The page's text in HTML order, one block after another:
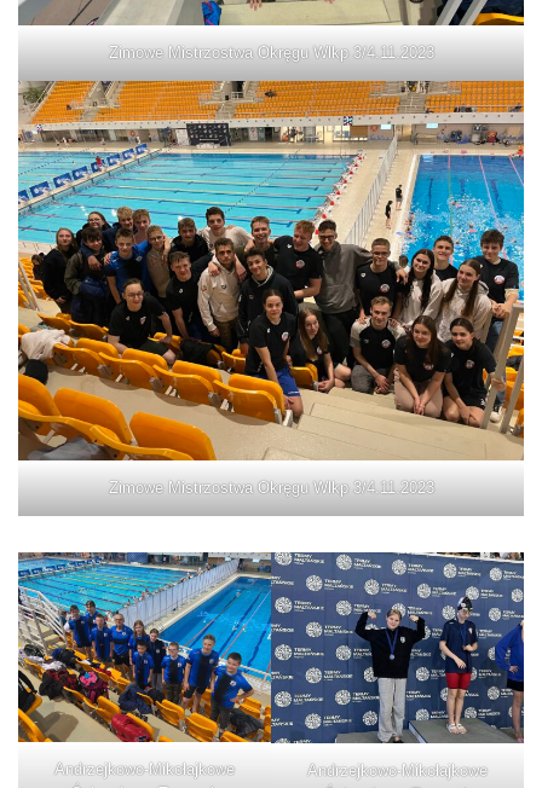
Zimowe Mistrzostwa Okręgu Wlkp 3/4.11.2023
Zimowe Mistrzostwa Okręgu Wlkp 3/4.11.2023
Andrzejkowo-Mikołajkowe
Andrzejkowo-Mikołajkowe